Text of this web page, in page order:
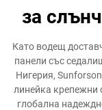
за
Като водещ
панели със
Нигерия,
линейка крепежни
глобална